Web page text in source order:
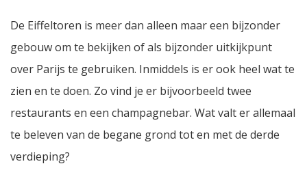
De Eiffeltoren is meer dan alleen maar een bijzonder
gebouw om te bekijken of als bijzonder uitkijkpunt
over Parijs te gebruiken. Inmiddels is er ook heel wat te
zien en te doen. Zo vind je er bijvoorbeeld twee
restaurants en een champagnebar. Wat valt er allemaal
te beleven van de begane grond tot en met de derde
verdieping?